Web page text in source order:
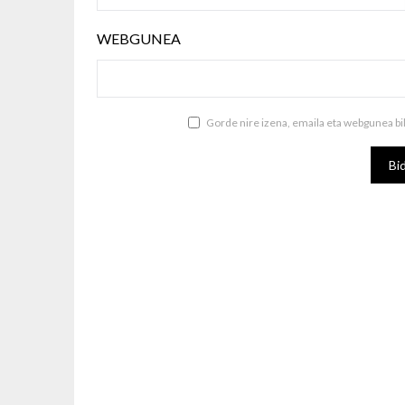
WEBGUNEA
Gorde nire izena, emaila eta webgunea